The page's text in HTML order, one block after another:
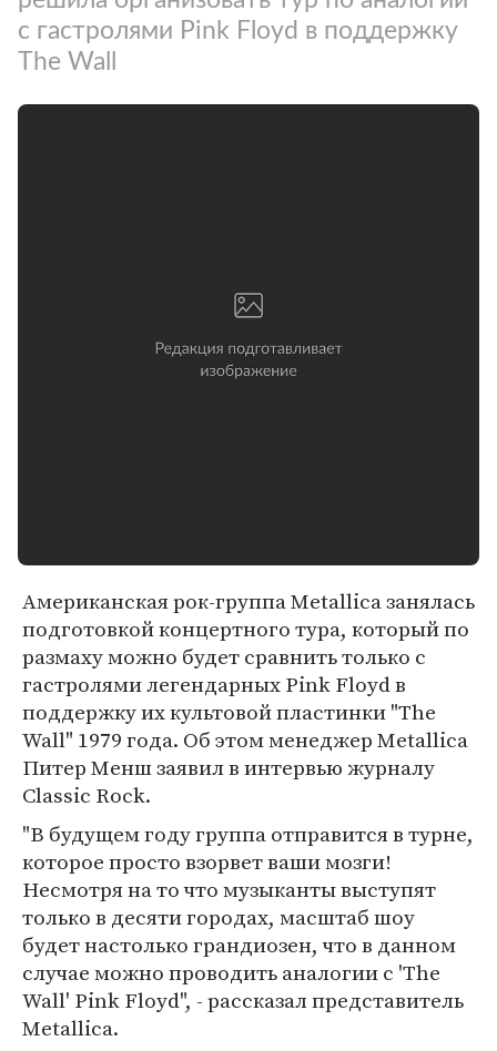
с гастролями Pink Floyd в поддержку
The Wall
Американская рок-группа Metallica занялась
подготовкой концертного тура, который по
размаху можно будет сравнить только с
гастролями легендарных Pink Floyd в
поддержку их культовой пластинки "The
Wall" 1979 года. Об этом менеджер Metallica
Питер Менш заявил в интервью журналу
Classic Rock.
"В будущем году группа отправится в турне,
которое просто взорвет ваши мозги!
Несмотря на то что музыканты выступят
только в десяти городах, масштаб шоу
будет настолько грандиозен, что в данном
случае можно проводить аналогии с 'The
Wall' Pink Floyd", - рассказал представитель
Metallica.